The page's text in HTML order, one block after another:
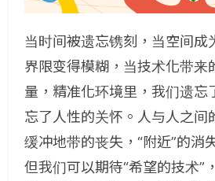
当时间被遗忘镌刻，当空间成
界限变得模糊，当技术化带来
量，精准化环境里，我们遗忘
忘了人性的关怀。人与人之间
缓冲地带的丧失，“附近”的消
但我们可以期待“希望的技术”